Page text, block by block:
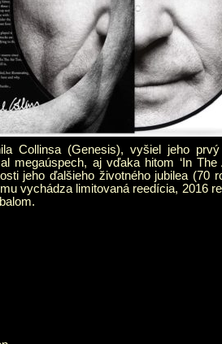
Collinsa (Genesis), vyšiel jeho
megaúspech, aj vďaka hitom ‘In The
jeho ďalšieho životného jubilea (70
vychádza limitovaná reedícia, 2016